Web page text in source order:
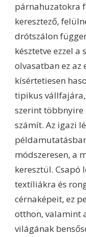
párnahuzatokra
keresztező,
drótszálon
késztetve ezzel
olvasatban ez az
kísértetiesen
tipikus
szerint többnyire
számít. Az igazi
módszeresen, a
keresztül.
textíliákra és
cérnaképeit, ez
otthon, valamint
világának